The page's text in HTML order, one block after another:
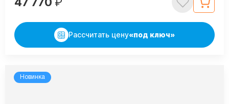
Рассчитать цену«под ключ»
Новинка